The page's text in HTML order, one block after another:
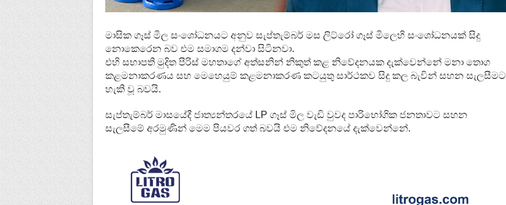
මාසික ගෑස් මිල සංශෝධනයට අනුව සැප්තැම්බර් මස ලිට්රෝ ගෑස් මිලෙහි සංශෝධනයක් සිදු
නොකෙරෙන බව එම සමාගම දන්වා සිටිනවා.
එහි සභාපති මුදිත පීරිස් මහතාගේ අත්සනින් නිකුත් කළ නිවේදනයක දැක්වෙන්නේ මනා තොග
කළමනාකරණය සහ මෙහෙයුම් කළමනාකරණ කටයුතු සාර්ථකව සිදු කල බැවින් සහන සැලසීමට
හැකි වූ බවයි.
සැප්තැම්බර් මාසයේදී ජාත්‍යන්තරයේ LP ගෑස් මිල වැඩි වුවද පාරිභෝගික ජනතාවට සහන
සැලසීමේ අරමුණින් මෙම පියවර ගත් බවයි එම නිවේදනයේ දැක්වෙන්නේ.